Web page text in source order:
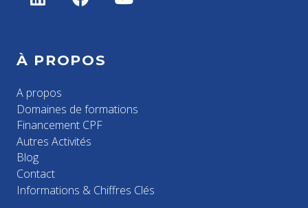
À PROPOS
A propos
Domaines de formations
Financement CPF
Autres Activités
Blog
Contact
Informations & Chiffres Clés